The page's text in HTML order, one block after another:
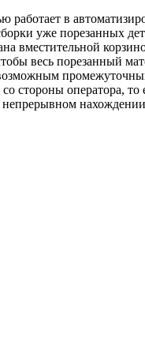
работает в
уже порезанных
вместительной
весь порезанный
стороны оператора, то
непрерывном